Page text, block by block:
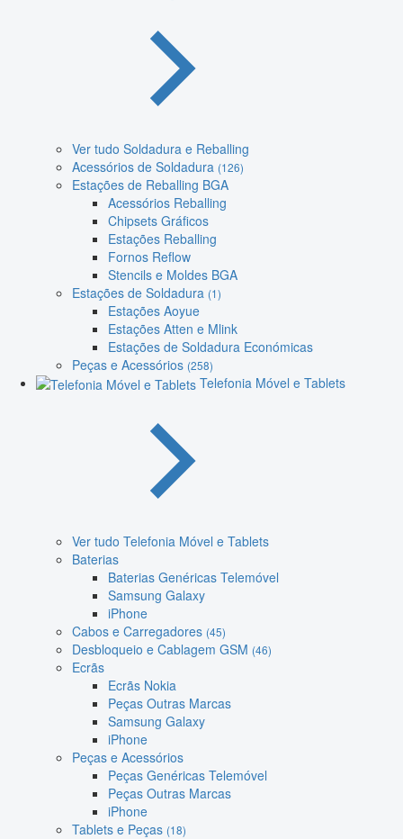
Ver tudo Soldadura e Reballing
Acessórios de Soldadura (126)
Estações de Reballing BGA
Acessórios Reballing
Chipsets Gráficos
Estações Reballing
Fornos Reflow
Stencils e Moldes BGA
Estações de Soldadura (1)
Estações Aoyue
Estações Atten e Mlink
Estações de Soldadura Económicas
Peças e Acessórios (258)
Telefonia Móvel e Tablets
Ver tudo Telefonia Móvel e Tablets
Baterias
Baterias Genéricas Telemóvel
Samsung Galaxy
iPhone
Cabos e Carregadores (45)
Desbloqueio e Cablagem GSM (46)
Ecrãs
Ecrãs Nokia
Peças Outras Marcas
Samsung Galaxy
iPhone
Peças e Acessórios
Peças Genéricas Telemóvel
Peças Outras Marcas
iPhone
Tablets e Peças (18)